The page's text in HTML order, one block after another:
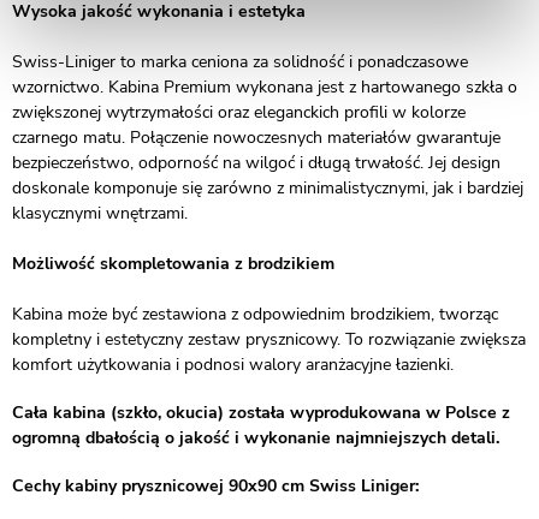
Wysoka jakość wykonania i estetyka
Swiss-Liniger to marka ceniona za solidność i ponadczasowe
wzornictwo. Kabina Premium wykonana jest z hartowanego szkła o
zwiększonej wytrzymałości oraz eleganckich profili w kolorze
czarnego matu. Połączenie nowoczesnych materiałów gwarantuje
bezpieczeństwo, odporność na wilgoć i długą trwałość. Jej design
doskonale komponuje się zarówno z minimalistycznymi, jak i bardziej
klasycznymi wnętrzami.
Możliwość skompletowania z brodzikiem
Kabina może być zestawiona z odpowiednim brodzikiem, tworząc
kompletny i estetyczny zestaw prysznicowy. To rozwiązanie zwiększa
komfort użytkowania i podnosi walory aranżacyjne łazienki.
Cała kabina (szkło, okucia) została wyprodukowana w Polsce z
ogromną dbałością o jakość i wykonanie najmniejszych detali.
Cechy kabiny prysznicowej 90x90 cm Swiss Liniger: